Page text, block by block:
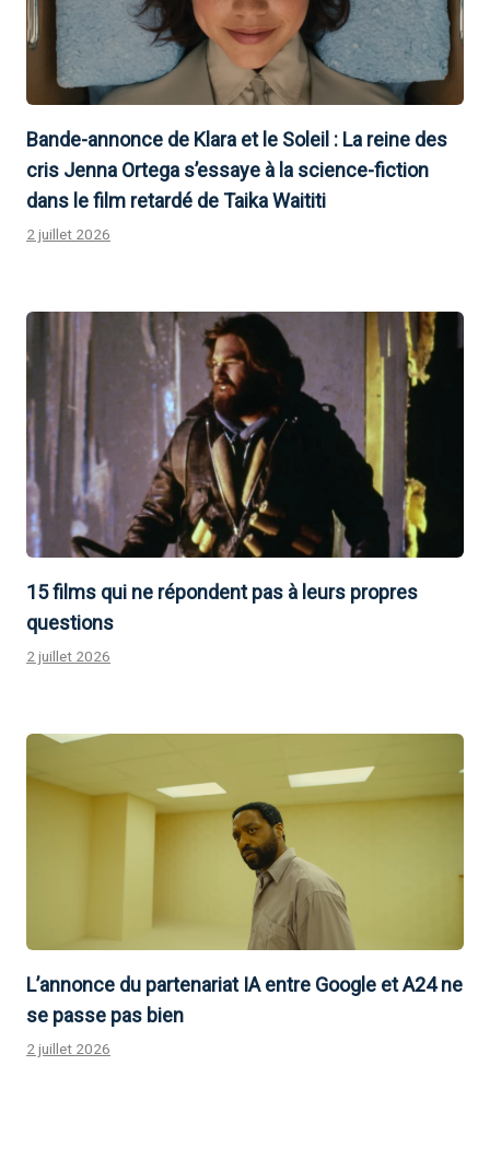
Bande-annonce de Klara et le Soleil : La reine des
cris Jenna Ortega s’essaye à la science-fiction
dans le film retardé de Taika Waititi
2 juillet 2026
15 films qui ne répondent pas à leurs propres
questions
2 juillet 2026
L’annonce du partenariat IA entre Google et A24 ne
se passe pas bien
2 juillet 2026